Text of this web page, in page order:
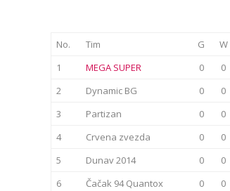
No. Tim G W
1
MEGA SUPER 0 0
2
Dynamic BG 0 0
3
Partizan 0 0
4
Crvena zvezda 0 0
5
Dunav 2014 0 0
6
Čačak 94 Quantox 0 0